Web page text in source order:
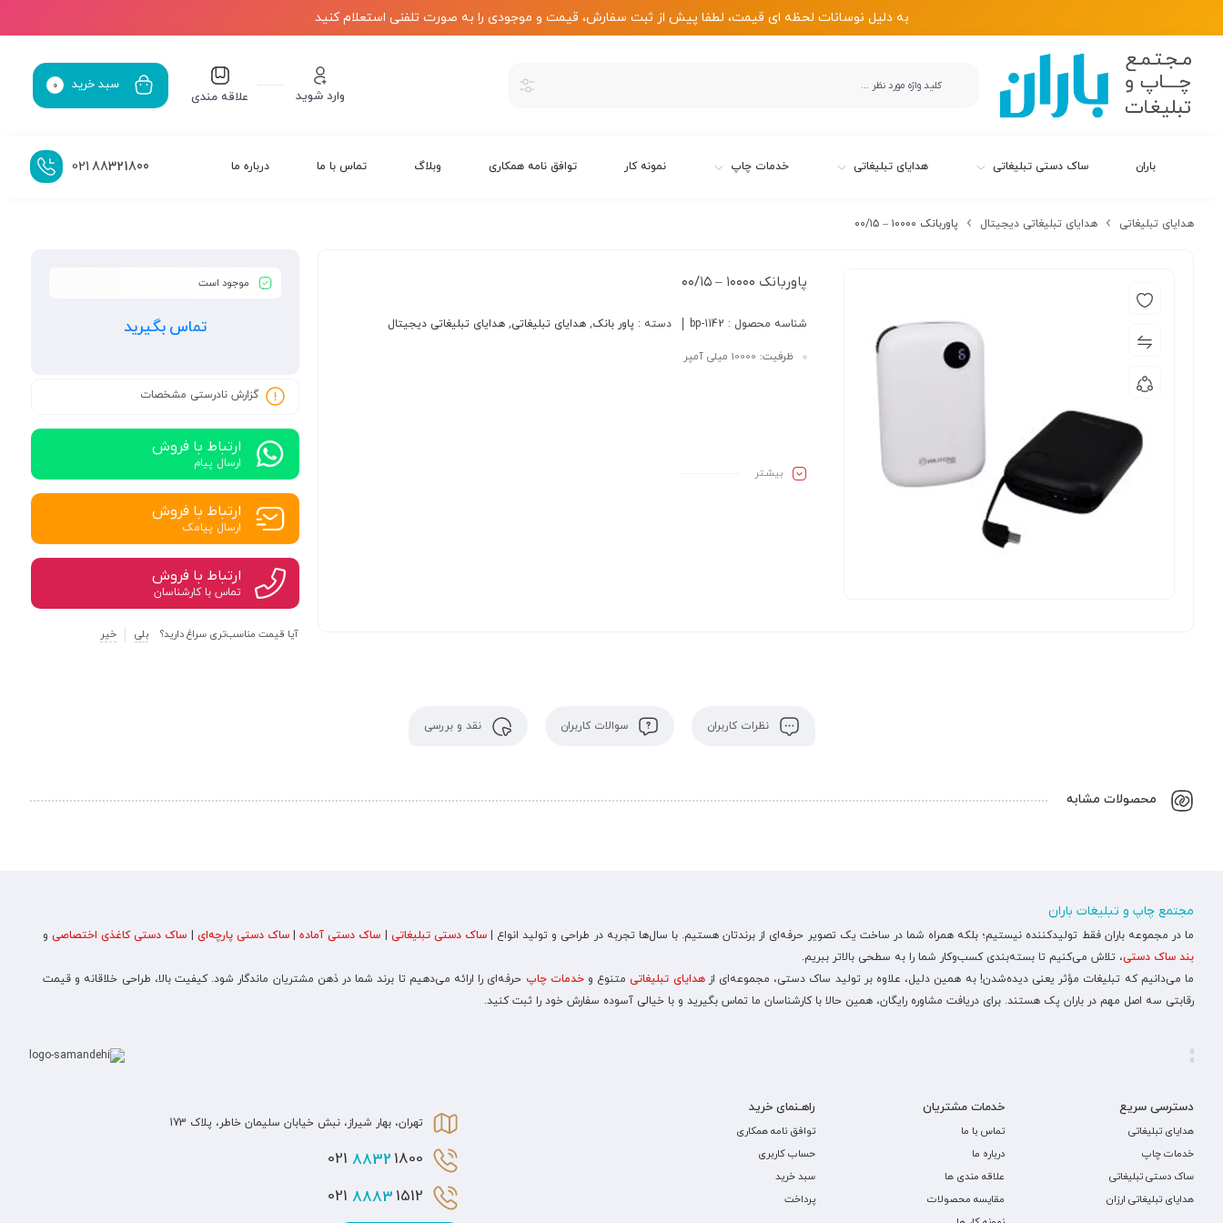
به دلیل نوسانات لحظه ای قیمت، لطفا پیش از ثبت سفارش، قیمت و موجودی را به صورت تلفنی استعلام کنید
وارد شوید علاقه مندی
سبد خرید 0
باران ساک دستی تبلیغاتی هدایای تبلیغاتی خدمات چاپ نمونه کار توافق نامه همکاری وبلاگ تماس با ما درباره ما 88321800
021
هدایای تبلیغاتی هدایای تبلیغاتی دیجیتال پاوربانک ۱۰۰۰۰ – ۰۰/۱۵
پاوربانک ۱۰۰۰۰ – ۰۰/۱۵
شناسه محصول : bp-1142 دسته : پاور بانک, هدایای تبلیغاتی, هدایای تبلیغاتی دیجیتال
ظرفیت:
بیشـتر
موجود است
تماس بگیرید
گزارش نادرستی مشخصات
ارتباط با فروش
ارسال پیام
ارتباط با فروش
ارسال پیامک
ارتباط با فروش
تماس با کارشناسان
آیا قیمت مناسب‌تری سراغ دارید؟ بلی خیر
نظرات کاربران سوالات کاربران نقد و بررسی
محصولات مشابه
مجتمع چاپ و تبلیغات باران
ما در مجموعه باران فقط تولیدکننده نیستیم؛ بلکه همراه شما در ساخت یک تصویر حرفه‌ای از برندتان هستیم. با سال‌ها تجربه در طراحی و تولید انواع |ساک دستی تبلیغاتی ساک دستی آماده|ساک دستی پارچه‌ای ساک دستی کاغذی اختصاصیو
بند ساک دستی، تلاش می‌کنیم تا بسته‌بندی کسب‌وکار شما را به سطحی بالاتر ببریم.
ما می‌دانیم که تبلیغات مؤثر یعنی دیده‌شدن! به همین دلیل، علاوه بر تولید ساک دستی، مجموعه‌ای ازهدایای تبلیغاتیمتنوع وخدمات چاپ حرفه‌ای را ارائه می‌دهیم تا برند شما در ذهن مشتریان ماندگار شود. کیفیت بالا، طراحی خلاقانه و قیمت
رقابتی سه اصل مهم در باران پک هستند. برای دریافت مشاوره رایگان، همین حالا با کارشناسان ما تماس بگیرید و با خیالی آسوده سفارش خود را ثبت کنید.
دسترسی سریع
هدایای تبلیغاتی
خدمات چاپ
ساک دستی تبلیغاتی
هدایای تبلیغاتی ارزان
خدمات مشتریان
تماس با ما
درباره ما
علاقه مندی ها
مقایسه محصولات
راهـنمای خرید
توافق نامه همکاری
حساب کاربری
سبد خرید
پرداخت
تهران، بهار شیراز، نبش خیابان سلیمان خاطر، پلاک 173
8832 1800 021
8883 1512 021